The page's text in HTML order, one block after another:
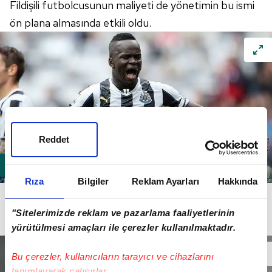
Rıza Bilgiler Reklam Ayarları Hakkında
"Sitelerimizde reklam ve pazarlama faaliyetlerinin
yürütülmesi amaçları ile çerezler kullanılmaktadır.
Bu çerezler, kullanıcıların tarayıcı ve cihazlarını
Reddet
Fildişili futbolcusunun maliyeti de yönetimin bu ismi
ön plana almasında etkili oldu.
1.5 milyon euro. Tiote ise seneliği 1.5 milyon eurodan
3 senelik sözleşme istiyor.